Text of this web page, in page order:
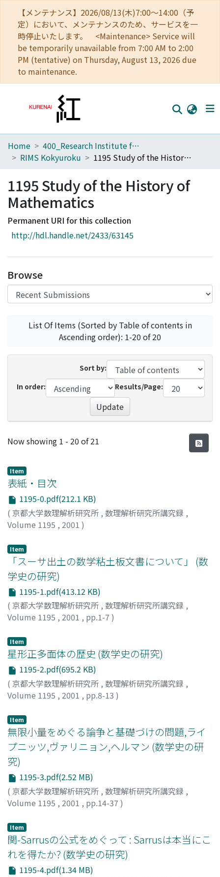
【メンテナンス】2026/08/13(木)7:00～14:00（予
定）において、メンテナンスのため、サービスを一
時停止いたします。 <Maintenance> Service will
be temporarily unavailable from 7:00 AM to 2:00
PM (tentative) on Thursday, August 13, 2026 due
to maintenance.
Home
Browse
Download Ranking
Access Statistics
Home
400_Research Institute for Mathematical Sciences
RIMS Kokyuroku
1195 Study of the History of Mathematics
1195 Study of the History of
Mathematics
Permanent URI for this collection
http://hdl.handle.net/2433/63145
Browse
List Of Items (Sorted by Table of contents in
Ascending order): 1-20 of 20
Sort by:
In order:
Results/Page:
Update
Recent Submissions
Now showing 1 - 20 of 21
Item
表紙・目次
1195-0.pdf(212.1 KB)
( 京都大学数理解析研究所 , 数理解析研究所講究録 ,
Volume 1195 , 2001 )
Item
「スーサ出土の数学粘土板文書について」 (数
学史の研究)
1195-1.pdf(413.12 KB)
( 京都大学数理解析研究所 , 数理解析研究所講究録 ,
Volume 1195 , 2001 , pp.1-7 )
Item
星形正多面体の歴史 (数学史の研究)
1195-2.pdf(695.2 KB)
( 京都大学数理解析研究所 , 数理解析研究所講究録 ,
Volume 1195 , 2001 , pp.8-13 )
Item
無限小量をめぐる論争と基礎づけの問題,ライ
プニッツ,ヴァリニョン,ヘルマン (数学史の研
究)
1195-3.pdf(2.52 MB)
( 京都大学数理解析研究所 , 数理解析研究所講究録 ,
Volume 1195 , 2001 , pp.14-37 )
Item
関-Sarrusの公式をめぐって : Sarrusは本当にこ
れを得たか? (数学史の研究)
1195-4.pdf(1.34 MB)